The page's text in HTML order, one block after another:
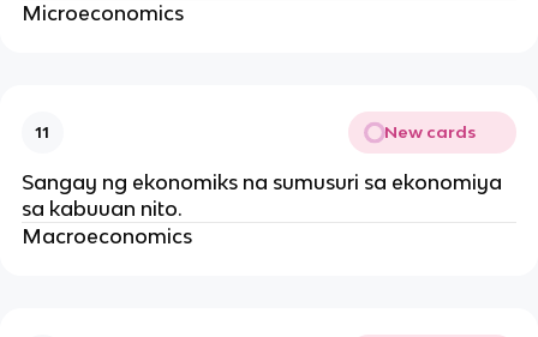
Microeconomics
11 New cards
Sangay ng ekonomiks na sumusuri sa ekonomiya
sa kabuuan nito.
Macroeconomics